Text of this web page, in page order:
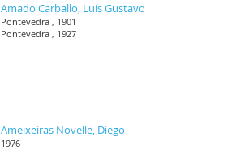
Amado Carballo, Luís Gustavo
Pontevedra , 1901
Pontevedra , 1927
Ameixeiras Novelle, Diego
1976